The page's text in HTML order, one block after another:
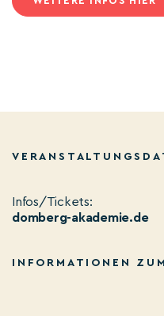
Infos/Tickets:
domberg-akademie.de
INFORMATIONEN